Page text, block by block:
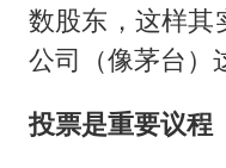
数股东，这样其
公司（像茅台）
投票是重要议程